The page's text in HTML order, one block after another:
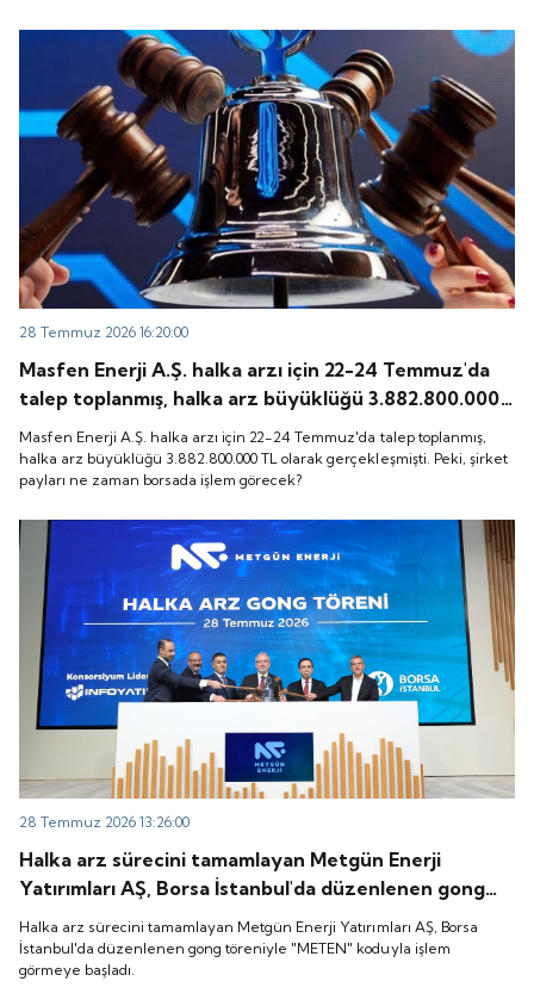
28 Temmuz 2026 16:20:00
Masfen Enerji A.Ş. halka arzı için 22-24 Temmuz'da
talep toplanmış, halka arz büyüklüğü 3.882.800.000
TL olarak gerçekleşmişti. Peki, şirket payları ne
zaman borsada işlem görecek?
Masfen Enerji A.Ş. halka arzı için 22-24 Temmuz'da talep toplanmış,
halka arz büyüklüğü 3.882.800.000 TL olarak gerçekleşmişti. Peki, şirket
payları ne zaman borsada işlem görecek?
28 Temmuz 2026 13:26:00
Halka arz sürecini tamamlayan Metgün Enerji
Yatırımları AŞ, Borsa İstanbul'da düzenlenen gong
töreniyle "METEN" koduyla işlem görmeye başladı.
Halka arz sürecini tamamlayan Metgün Enerji Yatırımları AŞ, Borsa
İstanbul'da düzenlenen gong töreniyle "METEN" koduyla işlem
görmeye başladı.